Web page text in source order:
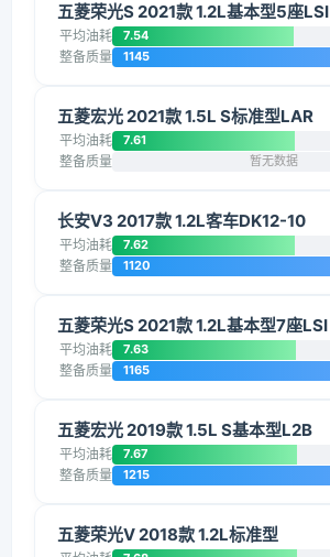
五菱荣光S 2021款 1.2L基本型5座LSI
平均油耗 7.54
整备质量 1145
五菱宏光 2021款 1.5L S标准型LAR
平均油耗 7.61
整备质量 暂无数据
长安V3 2017款 1.2L客车DK12-10
平均油耗 7.62
整备质量 1120
五菱荣光S 2021款 1.2L基本型7座LSI
平均油耗 7.63
整备质量 1165
五菱宏光 2019款 1.5L S基本型L2B
平均油耗 7.67
整备质量 1215
五菱荣光V 2018款 1.2L标准型